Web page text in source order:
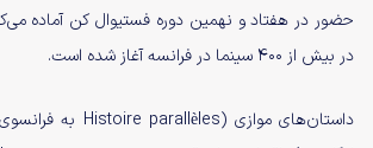
حضور در هفتاد و نهمین دوره فستیوال کن آماده
در بیش از ۴۰۰ سینما در فرانسه آغاز شده است.